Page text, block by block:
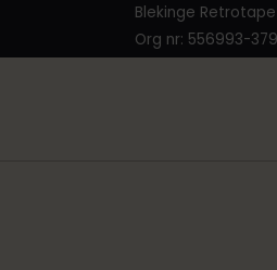
Blekinge
Org nr: 556993-